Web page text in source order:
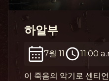
하알부
7월 11 11:00
이 죽음의 악기로 센티